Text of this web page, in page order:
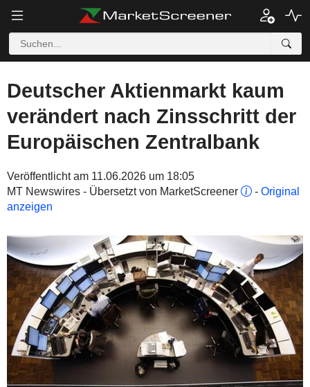
Deutscher Aktienmarkt kaum
verändert nach Zinsschritt der
Europäischen Zentralbank
Veröffentlicht am 11.06.2026 um 18:05
MT Newswires - Übersetzt von MarketScreener
- Original
anzeigen